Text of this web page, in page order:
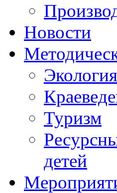
Новости
Экология
Туризм
детей